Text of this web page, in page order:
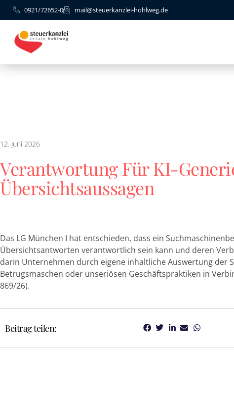
0921/72652-0 mail@steuerkanzlei-hohlweg.de
12. Juni 2026
Verantwortung Für KI-
Übersichtsaussagen
Das LG München I hat entschieden, dass ein
Übersichtsantworten verantwortlich sein kann und deren
darin Unternehmen durch eigene inhaltliche Auswertung der
Betrugsmaschen oder unseriösen Geschäftspraktiken in
869/26).
Beitrag teilen: